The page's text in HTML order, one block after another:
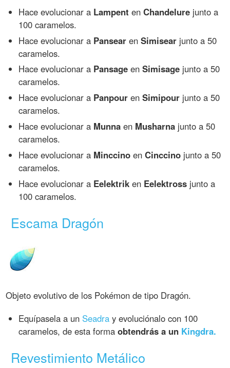
Hace evolucionar a Lampent enChandelure junto a
100 caramelos.
Hace evolucionar a Pansear enSimisear junto a 50
caramelos.
Hace evolucionar a Pansage enSimisage junto a 50
caramelos.
Hace evolucionar a Panpour enSimipour junto a 50
caramelos.
Hace evolucionar a Munna en Musharna junto a 50
caramelos.
Hace evolucionar a Minccino enCinccino junto a 50
caramelos.
Hace evolucionar a Eelektrik en Eelektross junto a
100 caramelos.
Escama Dragón
Objeto evolutivo de los Pokémon de tipo Dragón.
Equípasela a un Seadra y evoluciónalo con 100
caramelos, de esta formaobtendrás a un Kingdra.
Revestimiento Metálico